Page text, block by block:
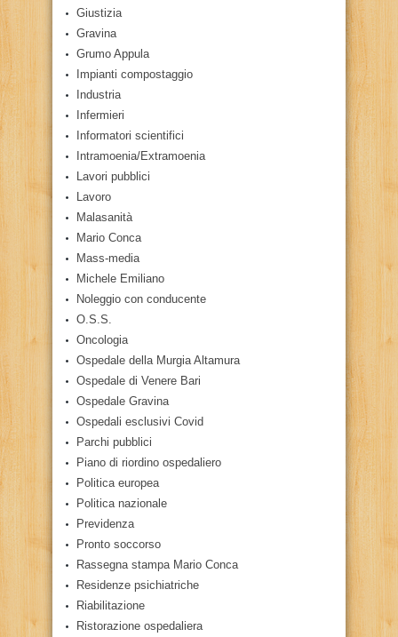
Giustizia
Gravina
Grumo Appula
Impianti compostaggio
Industria
Infermieri
Informatori scientifici
Intramoenia/Extramoenia
Lavori pubblici
Lavoro
Malasanità
Mario Conca
Mass-media
Michele Emiliano
Noleggio con conducente
O.S.S.
Oncologia
Ospedale della Murgia Altamura
Ospedale di Venere Bari
Ospedale Gravina
Ospedali esclusivi Covid
Parchi pubblici
Piano di riordino ospedaliero
Politica europea
Politica nazionale
Previdenza
Pronto soccorso
Rassegna stampa Mario Conca
Residenze psichiatriche
Riabilitazione
Ristorazione ospedaliera